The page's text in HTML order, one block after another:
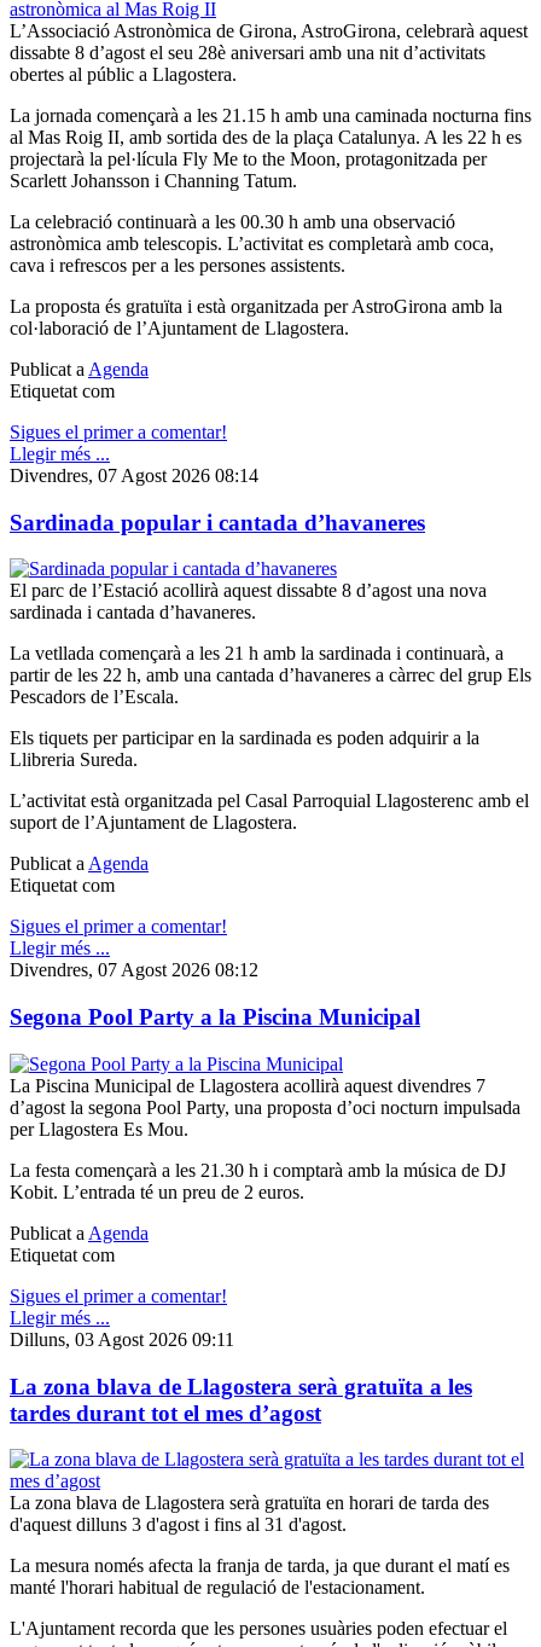
L’Associació Astronòmica de Girona, AstroGirona, celebrarà aquest
dissabte 8 d’agost el seu 28è aniversari amb una nit d’activitats
obertes al públic a Llagostera.
La jornada començarà a les 21.15 h amb una caminada nocturna fins
al Mas Roig II, amb sortida des de la plaça Catalunya. A les 22 h es
projectarà la pel·lícula Fly Me to the Moon, protagonitzada per
Scarlett Johansson i Channing Tatum.
La celebració continuarà a les 00.30 h amb una observació
astronòmica amb telescopis. L’activitat es completarà amb coca,
cava i refrescos per a les persones assistents.
La proposta és gratuïta i està organitzada per AstroGirona amb la
col·laboració de l’Ajuntament de Llagostera.
Publicat a Agenda
Etiquetat com
Sigues el primer a comentar!
Llegir més ...
Divendres, 07 Agost 2026 08:14
Sardinada popular i cantada d’havaneres
El parc de l’Estació acollirà aquest dissabte 8 d’agost una nova
sardinada i cantada d’havaneres.
La vetllada començarà a les 21 h amb la sardinada i continuarà, a
partir de les 22 h, amb una cantada d’havaneres a càrrec del grup Els
Pescadors de l’Escala.
Els tiquets per participar en la sardinada es poden adquirir a la
Llibreria Sureda.
L’activitat està organitzada pel Casal Parroquial Llagosterenc amb el
suport de l’Ajuntament de Llagostera.
Publicat aAgenda
Etiquetat com
Sigues el primer a comentar!
Llegir més ...
Divendres, 07 Agost 2026 08:12
Segona Pool Party a la Piscina Municipal
La Piscina Municipal de Llagostera acollirà aquest divendres 7
d’agost la segona Pool Party, una proposta d’oci nocturn impulsada
per Llagostera Es Mou.
La festa començarà a les 21.30 h i comptarà amb la música de DJ
Kobit. L’entrada té un preu de 2 euros.
Publicat a Agenda
Etiquetat com
Sigues el primer a comentar!
Llegir més ...
Dilluns, 03 Agost 2026 09:11
La zona blava de Llagostera serà gratuïta a les
tardes durant tot el mes d’agost
La zona blava de Llagostera serà gratuïta en horari de tarda des
d'aquest dilluns 3 d'agost i fins al 31 d'agost.
La mesura només afecta la franja de tarda, ja que durant el matí es
manté l'horari habitual de regulació de l'estacionament.
L'Ajuntament recorda que les persones usuàries poden efectuar el